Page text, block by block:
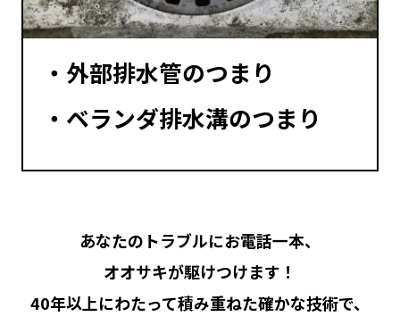
外部排水管のつまり
ベランダ排水溝のつまり
あなたのトラブルにお電話一本、
オオサキが駆けつけます！
40年以上にわたって積み重ねた確かな技術で、